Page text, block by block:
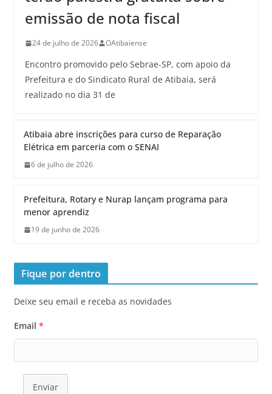
emissão de nota fiscal
24 de julho de 2026 OAtibaiense
Encontro promovido pelo Sebrae-SP, com apoio da
Prefeitura e do Sindicato Rural de Atibaia, será
realizado no dia 31 de
Atibaia abre inscrições para curso de Reparação
Elétrica em parceria com o SENAI
6 de julho de 2026
Prefeitura, Rotary e Nurap lançam programa para
menor aprendiz
19 de junho de 2026
Fique por dentro
Deixe seu email e receba as novidades
Email *
Enviar